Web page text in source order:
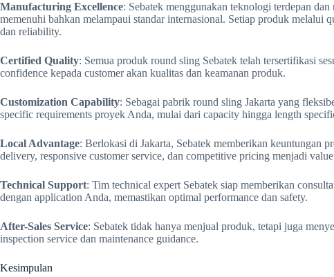
Manufacturing Excellence: Sebatek menggunakan teknologi terdepan
memenuhi bahkan melampaui standar internasional. Setiap produk melalui
dan reliability.
Certified Quality: Semua produk round sling Sebatek telah tersertifikasi
confidence kepada customer akan kualitas dan keamanan produk.
Customization Capability: Sebagai pabrik round sling Jakarta yang
specific requirements proyek Anda, mulai dari capacity hingga length
Local Advantage: Berlokasi di Jakarta, Sebatek memberikan keuntungan
delivery, responsive customer service, dan competitive pricing menjadi
Technical Support: Tim technical expert Sebatek siap memberikan
dengan application Anda, memastikan optimal performance dan safety.
After-Sales Service: Sebatek tidak hanya menjual produk, tetapi juga
inspection service dan maintenance guidance.
Kesimpulan